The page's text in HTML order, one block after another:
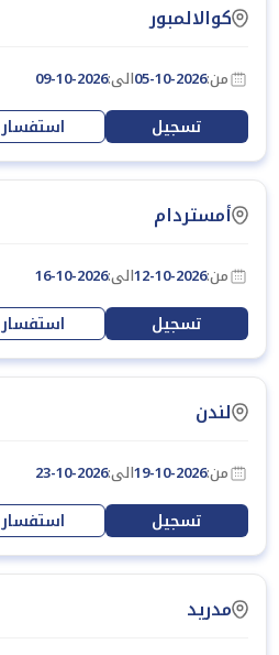
كوالالمبور
من:05-10-2026الى:09-10-2026
تسجيل استفسار
أمستردام
من:12-10-2026الى:16-10-2026
تسجيل استفسار
لندن
من:19-10-2026الى:23-10-2026
تسجيل استفسار
مدريد